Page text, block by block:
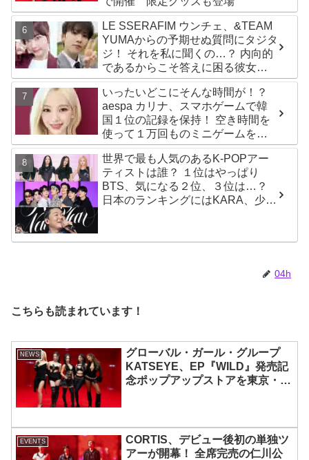
LE SSERAFIM ウンチェ、&TEAM
YUMAからの予期せぬ質問にタジタ
ジ！ それを私に聞くの…？ 内向的
であるからこそ答えに困る彼女の
リアクションがかわいすぎる
いったいどこにそんな時間が！？
aespa カリナ、スマホゲームで韓
国１位の記録を保持！ 空き時間を
使って１万回ものミニゲームをク
リア「芸能人たちが時間がないと
言っているのは全部嘘」
世界で最も人気のあるK-POPアー
ティストは誰？ １位はやっぱり
BTS、気になる２位、３位は…？
日本のランキングにはKARA、少女
04h
こちらも読まれています！
NEWS
グローバル・ガール・グループ
KATSEYE、EP『WILD』発売記
念ポップアップストアを東京・原
EVENTS
CORTIS、デビュー後初の単独ツ
アーが開幕！ 全席完売の仁川公